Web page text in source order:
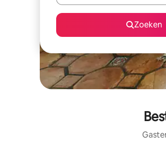
Zoeken